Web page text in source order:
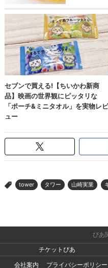
> tower タワー 山崎実業
ぴあ
チケットぴあ
会社案内
プライバシーポリシー